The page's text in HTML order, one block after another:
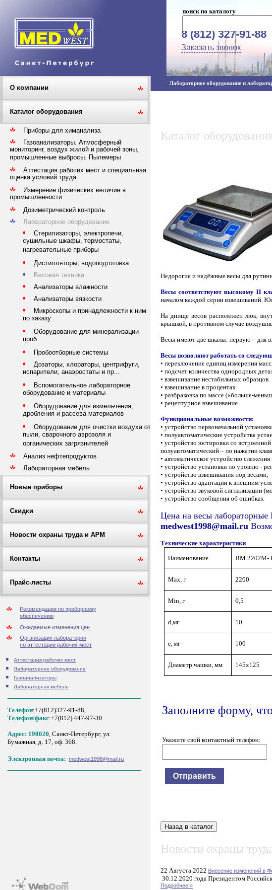
поиск по каталогу
8 (812) 327-91-88
Заказать звонок
О компании
Каталог оборудования
Приборы для химанализа
Газоанализаторы. Атмосферный
мониторинг, воздух жилой и рабочей зоны,
промышленные выбросы. Пылемеры
Аттестация рабочих мест и специальная
оценка условий труда
Измерение физических величин в
промышленности
Дозиметрический контроль
Лабораторное оборудование
Стерилизаторы, электропечи,
сушильные шкафы, термостаты,
нагревательные приборы
Дистилляторы, водоподготовка
Весовая техника
Анализаторы влажности
Анализаторы вязкости
Микроскопы и принадлежности к ним
по заказу
Оборудование для минерализации
проб
Пробоотборные системы
Дозаторы, хлораторы, центрифуги,
испарители, анаэростаты и пр...
Вспомогательное лабораторное
оборудование и материалы
Оборудование для измельчения,
дробления и рассева материалов
Оборудование для очистки воздуха от
пыли, сварочного аэрозоля и
органических загрязнителей
Анализ нефтепродуктов
Лабораторная мебель
Новые приборы
Скидки
Новости охраны труда и АРМ
Контакты
Прайс-листы
Рекомендации по приборному
обеспечению
Ожидаемые изменения цен
Организация лаборатории
по аттестации рабочих мест
Аттестация рабочих мест
Лабораторное оборудование
Газоанализаторы
Лабораторная мебель
Телефон:+7(812)327-91-88,
Tелефон/факс:+7(812) 447-97-30
Адрес: 190020, Санкт-Петербург, ул.
Бумажная, д. 17, оф. 368.
Электронная почта: medwest1998@mail.ru
Лабораторное оборудование и
Каталог
Недорогие и надёжные весы для
Весы соответствуют высокому II
началом каждой серии взвешиваний.
На днище весов расположен люк,
крышкой, в противном случае
Весы имеют две шкалы: первую – для
Весы позволяют работать со
• переключение единиц измерения
• подсчет количества однородных
• взвешивание нестабильных образцов
• взвешивание в процентах
• разбраковка по массе («больше-
• рецептурное взвешивание
Функциональные возможности:
• устройство первоначальной
• полуавтоматические устройства
• устройство юстировки со
полуавтоматический – по нажатии
• автоматическое устройство
• устройство установки по уровню -
• устройство взвешивания под весами;
• устройство адаптации к внешним
• устройство звуковой сигнализации
• устройство сообщения об ошибках
Цена на весы
medwest1998@mail.ru
Технические характеристики
Наименование
ВМ 2202М-
Max, г 2200
Min, г 0,5
d,мг 10
е, мг 100
Диаметр чашки, мм 145х125
Заполните форму,
Укажите свой контактный телефон:
Новости охраны
22 Августа 2022 Внесение изменений в
30.12.2020 года Президентом
Подробнее »